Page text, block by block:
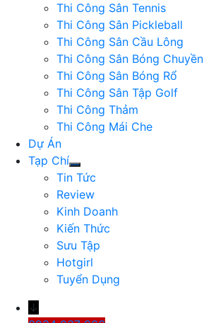
Thi Công Sân Tennis
Thi Công Sân Pickleball
Thi Công Sân Cầu Lông
Thi Công Sân Bóng Chuyền
Thi Công Sân Bóng Rổ
Thi Công Sân Tập Golf
Thi Công Thảm
Thi Công Mái Che
Dự Án
Tạp Chí
Tin Tức
Review
Kinh Doanh
Kiến Thức
Sưu Tập
Hotgirl
Tuyển Dụng
↓